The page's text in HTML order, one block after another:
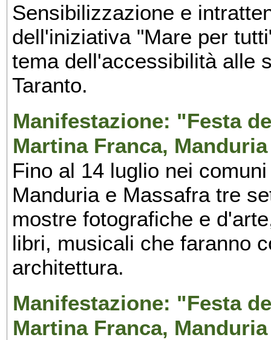
Sensibilizzazione e
dell'iniziativa "Mare per
tema dell'accessibilità alle
Taranto.
Manifestazione: "Festa
Martina Franca,
Fino al 14 luglio nei
Manduria e Massafra tre
mostre fotografiche e
libri, musicali che faranno
architettura.
Manifestazione: "Festa
Martina Franca,